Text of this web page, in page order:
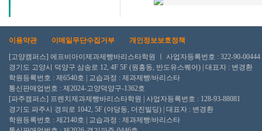
이용약관 이메일무단수집거부
개인정보보호정책
[고양캠퍼스] 에프비아이제과제빵바리스타학원 ㅣ 사업자등록번호 : 322-90-00444
경기도 고양시 덕양구 삼송로 12, 4F 5F (원흥동, 반도유스퀘어) | 대표자 : 변경환
학원등록번호 : 제6540호 | 교습과정 : 제과제빵/바리스타
통신판매업번호 : 제2024-고양덕양구-1362호
[파주캠퍼스] 프렌치제과제빵바리스타학원 | 사업자등록번호 : 128-93-88081
경기도 파주시 경의로 1042, 5F (야당동, 더진빌딩) | 대표자 : 변경환
학원등록번호 : 제2140호 | 교습과정 : 제과제빵/바리스타